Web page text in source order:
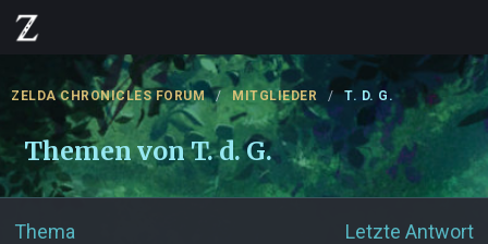
ZELDA CHRONICLES FORUM MITGLIEDER T. D. G.
Themen von T. d. G.
Thema Letzte Antwort